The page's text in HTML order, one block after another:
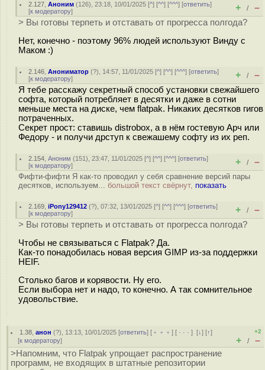
2.127 ,Аноним (126), 23:18, 10/01/2025 [^] [^^] [^^^] [ответить]
[к модератору] + / –
> Вы готовы терпеть и отставать от прогресса полгода?
Нет, конечно - поэтому 96% людей используют Винду с
Маком :)
2.146 ,Анониматор (?), 14:57, 11/01/2025 [^] [^^] [^^^] [ответить]
[к модератору] + / –
Я тебе расскажу секретный способ установки свежайшего
софта, который потребляет в десятки и даже в сотни
меньше места на диске, чем flatpak. Никаких десятков гигов
потраченных.
Секрет прост: ставишь distrobox, а в нём гостевую Арч или
Федору - и получи дрступ к свежашему софту из их реп.
2.154 ,Аноним (151), 23:47, 11/01/2025 [^] [^^] [^^^] [ответить]
[к модератору] + / –
Фифти-фифти Я как-то проводил у себя сравнение версий пары
десятков, используем... большой текст свёрнут, показать
2.169 ,iPony129412 (?), 07:32, 13/01/2025 [^] [^^] [^^^] [ответить]
[к модератору] + / –
> Вы готовы терпеть и отставать от прогресса полгода?
Чтобы не связываться с Flatpak? Да.
Как-то понадобилась новая версия GIMP из-за поддержки
HEIF.
Столько багов и корявости. Ну его.
Если выбора нет и надо, то конечно. А так сомнительное
удовольствие.
1.38 ,анон (?), 13:13, 10/01/2025 [ответить] [ ﹢﹢﹢] [ · · ·][↓] [↑]
[к модератору]
+2
+ / –
>Напомним, что Flatpak упрощает распространение
программ, не входящих в штатные репозитории